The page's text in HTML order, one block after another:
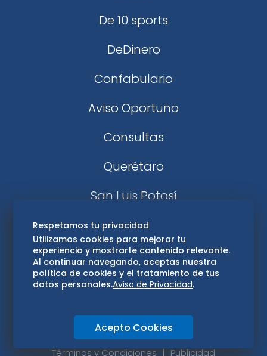
De 10 sports
DeDinero
Confabulario
Aviso Oportuno
Consultas
Querétaro
San Luis Potosí
Edomex
Consultas
Hidalgo
Oaxaca
Aviso de privacidad
Directorio
Términos y Condiciones
Publicidad
Respetamos tu privacidad
Utilizamos cookies para mejorar tu
experiencia y mostrarte contenido relevante.
Al continuar navegando, aceptas nuestra
política de cookies y el tratamiento de tus
datos personales.Aviso de Privacidad.
Acepto Cookies